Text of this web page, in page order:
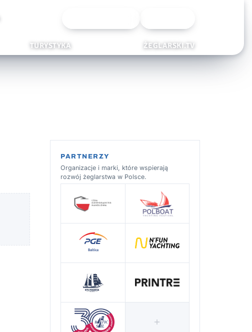
TURYSTYKA ŻEGLARSKI.TV
PARTNERZY
Organizacje i marki, które wspierają
rozwój żeglarstwa w Polsce.